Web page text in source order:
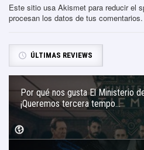
Este sitio usa Akismet para reducir el
procesan los datos de tus comentarios.
ÚLTIMAS REVIEWS
Por qué nos gusta El Ministerio
¡Queremos tercera tempo...